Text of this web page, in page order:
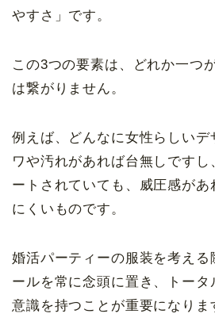
やすさ」です。
この3つの要素は、どれか一つ
は繋がりません。
例えば、どんなに女性らしいデ
ワや汚れがあれば台無しですし
ートされていても、威圧感があ
にくいものです。
婚活パーティーの服装を考える
ールを常に念頭に置き、トータ
意識を持つことが重要になりま